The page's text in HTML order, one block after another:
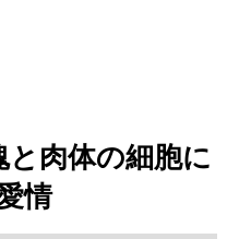
肉体の細胞に
情